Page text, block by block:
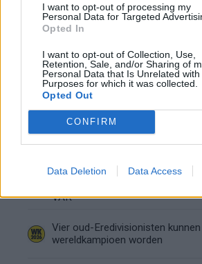
I want to opt-out of processing my
Personal Data for Targeted
Opted In
I want to opt-out of Collection, Use,
Retention, Sale, and/or Sharing of
Personal Data that Is Unrelated
Purposes for which it was collected.
Opted Out
CONFIRM
Data Deletion Data Access
Calvin Stengs opnieuw vader:
Zoë Livay raakt draad kwijt
Feyenoord na storing met
Wanneer is de loting voor de
League? PSV en Feyenoord
tegenstanders
Conference League-ophef:
VAR
Vier oud-Eredivisionisten kunnen
wereldkampioen worden